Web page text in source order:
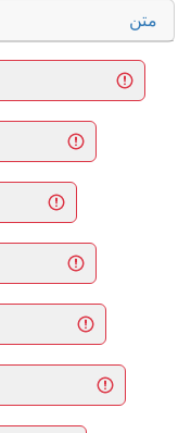
متن